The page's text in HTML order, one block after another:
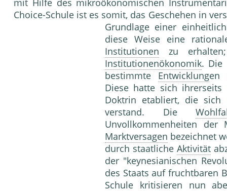
mit Hilfe des mikroökonomischen
Choice-Schule ist es somit, das Geschehen in
Grundlage einer
diese Weise eine
Institutionen zu
Institutionenökonomik. Die
bestimmte Entwicklung
Diese hatte sich
Doktrin etabliert, die sich
verstand. Die
Unvollkommenheiten der
Marktversagen bezeichnet
durch staatliche Aktivität
der "keynesianischen
des Staats auf fruchtbaren
Schule kritisieren nun